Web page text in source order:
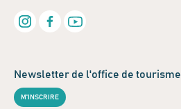
Newsletter de l'office de tourisme
M'INSCRIRE